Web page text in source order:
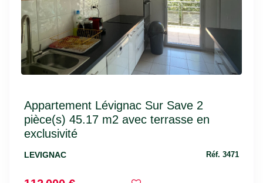
Appartement Lévignac Sur Save 2
pièce(s) 45.17 m2 avec terrasse en
exclusivité
LEVIGNAC Réf. 3471